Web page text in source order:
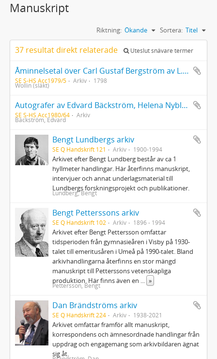
Manuskript
Sortera: Titel
Riktning: Ökande
37 resultat direkt relaterade Uteslut snävare termer
Åminnelsetal över Carl Gustaf Bergström av L. Wollin 1798. Kopia med transkription, noter och biografiska data av Gustaf Adolf Wolin
SE S-HS Acc1979/5 Arkiv 1798
Wollin (släkt)
Autografer av Edvard Bäckström, Helena Nyblom, Friedrich Rückert, Frithiof Grafström, J. A. Boström
SE S-HS Acc1980/64 Arkiv
Bäckström, Edvard
Bengt Lundbergs arkiv
SE Q Handskrift 121 Arkiv 1900-1994
Arkivet efter Bengt Lundberg består av ca 1
hyllmeter handlingar. Här återfinns manuskript,
intervjuer och annat underlagsmaterial till
Lundbergs forskningsprojekt och publikationer.
Lundberg, Bengt
Bengt Petterssons arkiv
SE Q Handskrift 102 Arkiv 1896 - 1994
Arkivet efter Bengt Pettersson omfattar
tidsperioden från gymnasieåren i Visby på 1930-
talet till emeritusåren i Umeå på 1990-talet. Bland
arkivhandlingarna återfinns en stor mängd
manuskript till Petterssons vetenskapliga
produktion. Här finns även en ... »
Pettersson, Bengt
Dan Brändströms arkiv
SE Q Handskrift 224 Arkiv 1938-2021
Arkivet omfattar framför allt manuskript,
korrespondens och ämnesordnade handlingar från
uppdrag och engagemang som arkivbildaren ägnat
sig åt.